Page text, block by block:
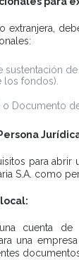
extranjera,
sustentación
fondos).
o Documento
para abrir
S.A. como
cuenta
una